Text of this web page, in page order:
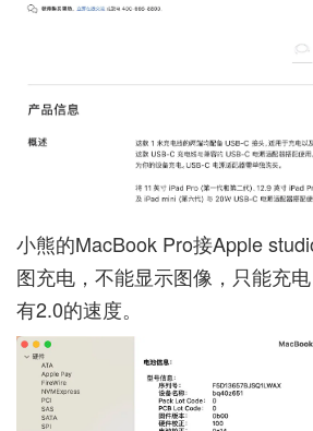
小熊的MacBook Pro接Apple
图充电，不能显示图像，只能充
有2.0的速度。